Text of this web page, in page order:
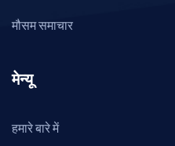
मौसम समाचार
मेन्यू
हमारे बारे में